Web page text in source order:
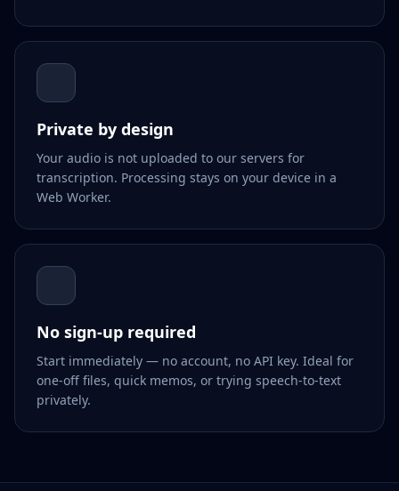
Private by design
Your audio is not uploaded to our servers for
transcription. Processing stays on your device in a
Web Worker.
No sign-up required
Start immediately — no account, no API key. Ideal for
one-off files, quick memos, or trying speech-to-text
privately.